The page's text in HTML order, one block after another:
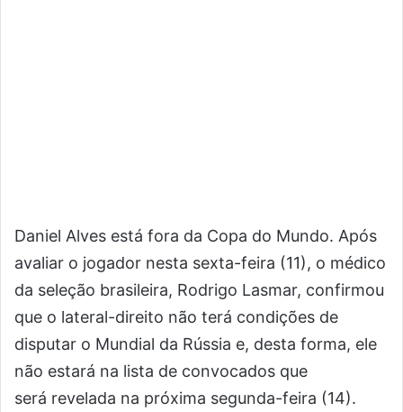
Daniel Alves está fora da Copa do Mundo. Após
avaliar o jogador nesta sexta-feira (11), o médico
da seleção brasileira, Rodrigo Lasmar, confirmou
que o lateral-direito não terá condições de
disputar o Mundial da Rússia e, desta forma, ele
não estará na lista de convocados que
será revelada na próxima segunda-feira (14).